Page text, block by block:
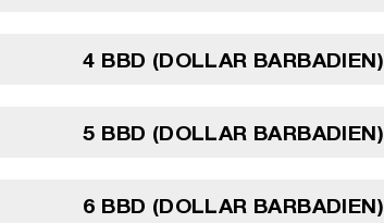
4 BBD (DOLLAR BARBADIEN)
5 BBD (DOLLAR BARBADIEN)
6 BBD (DOLLAR BARBADIEN)